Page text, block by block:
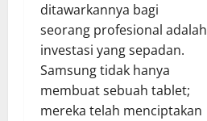
ditawarkannya bagi
seorang profesional adalah
investasi yang sepadan.
Samsung tidak hanya
membuat sebuah tablet;
mereka telah menciptakan